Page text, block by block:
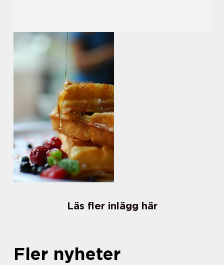
Läs fler inlägg här
Fler nyheter